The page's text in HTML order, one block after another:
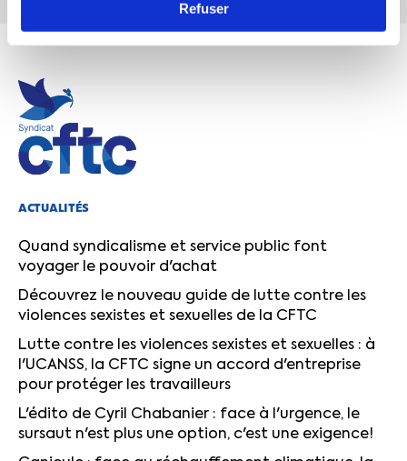
Refuser
ACTUALITÉS
Quand syndicalisme et service public font
voyager le pouvoir d'achat
Découvrez le nouveau guide de lutte contre les
violences sexistes et sexuelles de la CFTC
Lutte contre les violences sexistes et sexuelles : à
l'UCANSS, la CFTC signe un accord d'entreprise
pour protéger les travailleurs
L'édito de Cyril Chabanier : face à l'urgence, le
sursaut n'est plus une option, c'est une exigence!